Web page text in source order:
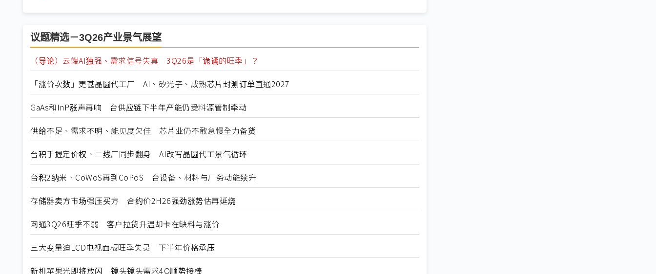
议题精选－3Q26产业景气展望
（导论）云端AI独强、需求信号失真 3Q26是「诡谲的旺季」？
「涨价次数」更甚晶圆代工厂 AI、矽光子、成熟芯片封测订单直通2027
GaAs和InP涨声再响 台供应链下半年产能仍受料源管制牵动
供给不足、需求不明、能见度欠佳 芯片业仍不敢怠慢全力备货
台积手握定价权、二线厂同步翻身 AI改写晶圆代工景气循环
台积2纳米、CoWoS再到CoPoS 台设备、材料与厂务动能续升
存储器卖方市场强压买方 合约价2H26强劲涨势估再延烧
网通3Q26旺季不弱 客户拉货升温却卡在缺料与涨价
三大变量迫LCD电视面板旺季失灵 下半年价格承压
新机苹果光即将放闪 镜头镜头需求4Q顺势接棒